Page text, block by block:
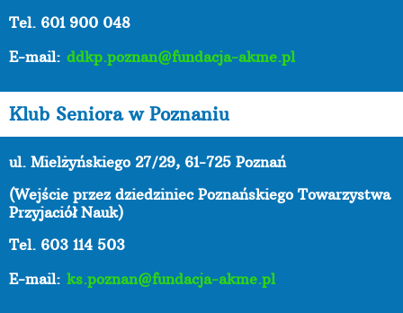
Tel. 601 900 048
E-mail: ddkp.poznan@fundacja-akme.pl
Klub Seniora w Poznaniu
ul. Mielżyńskiego 27/29, 61-725 Poznań
(Wejście przez dziedziniec Poznańskiego Towarzystwa
Przyjaciół Nauk)
Tel. 603 114 503
E-mail: ks.poznan@fundacja-akme.pl